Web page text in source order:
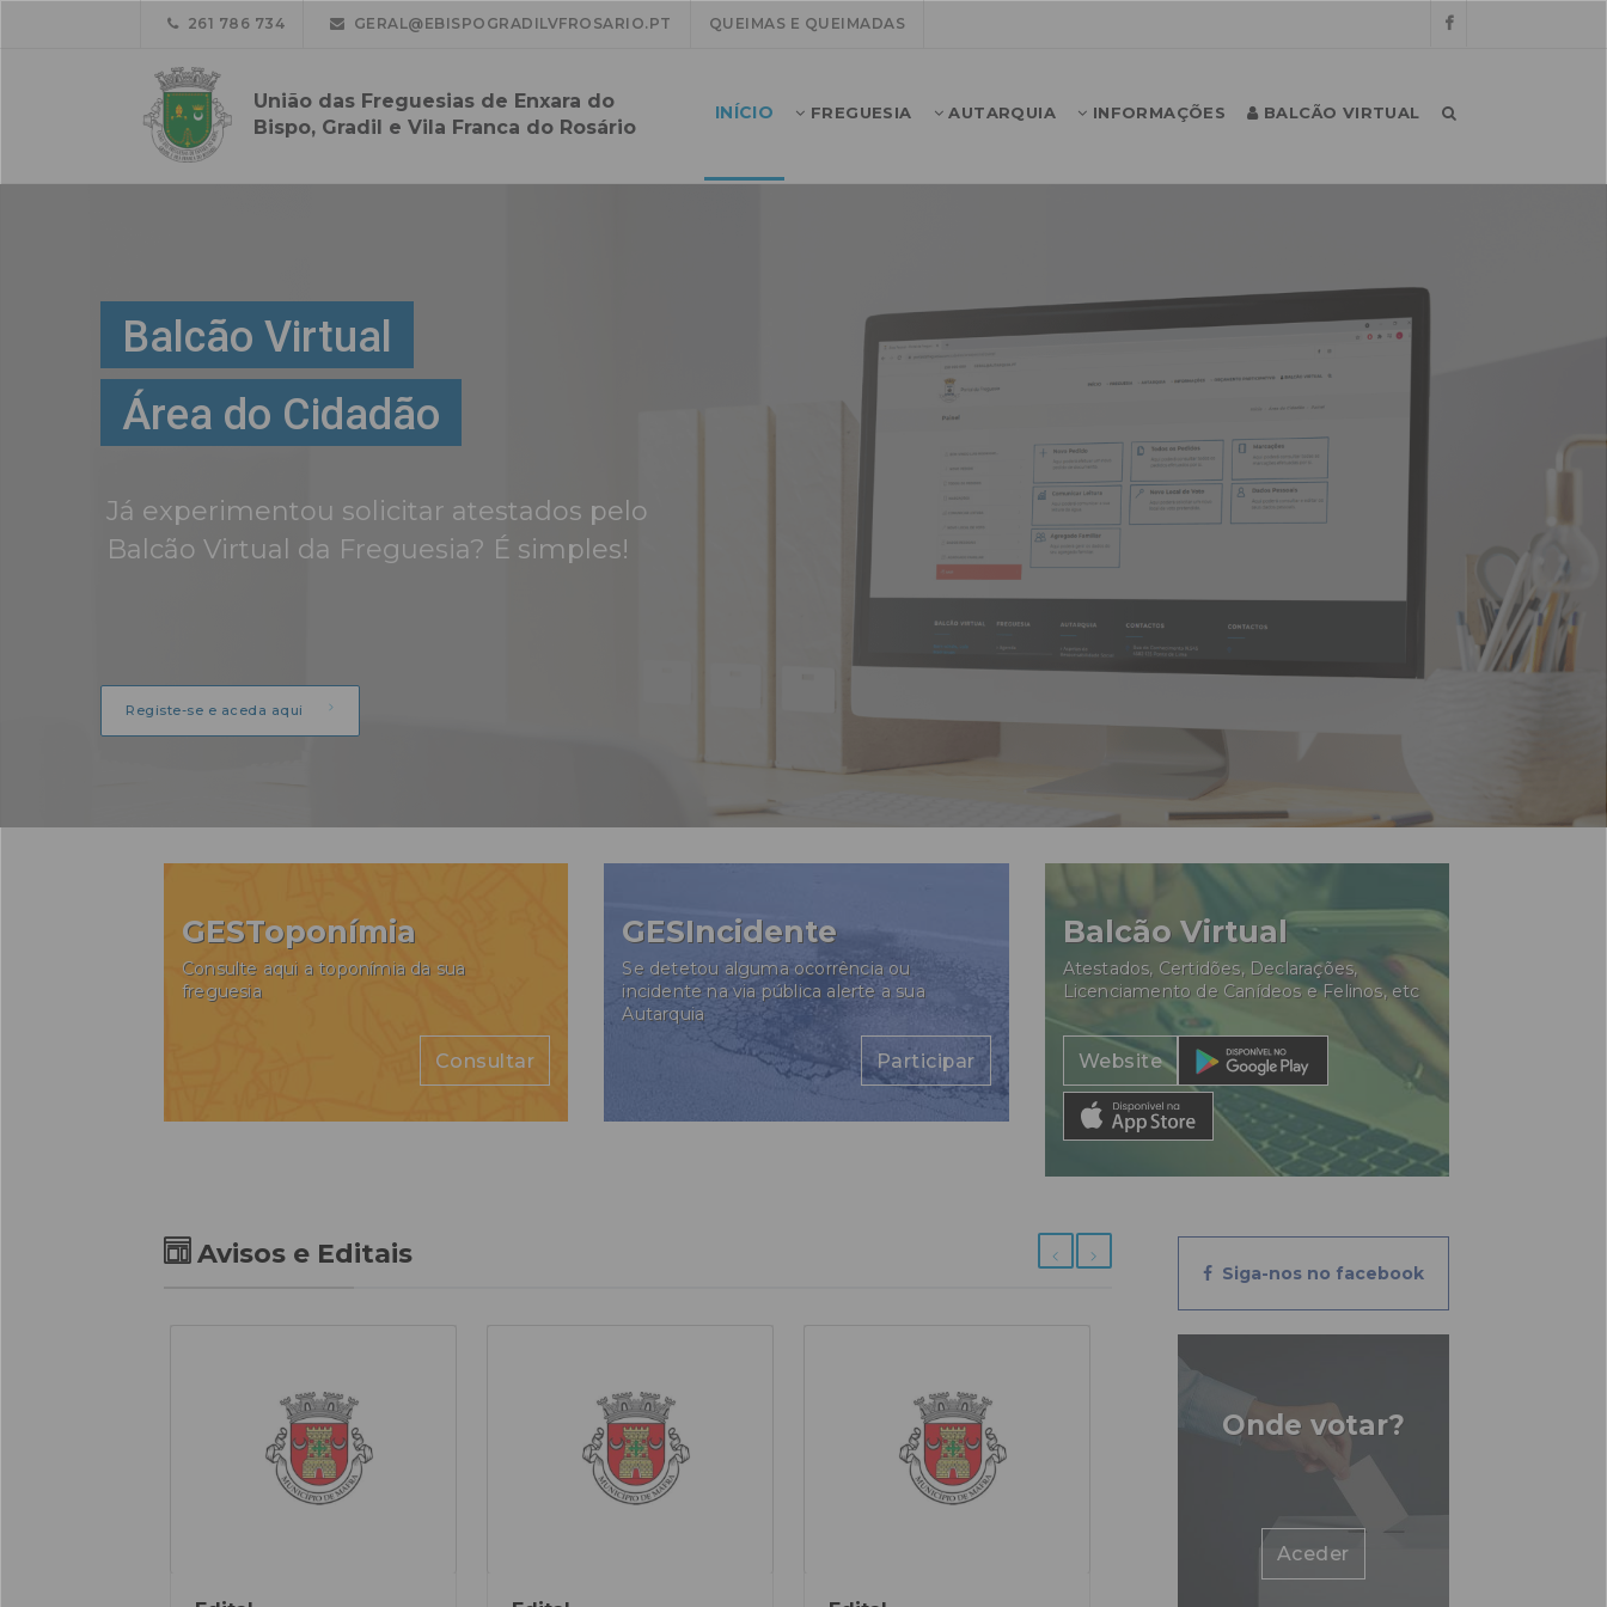
261 786 734 GERAL@EBISPOGRADILVFROSARIO.PT QUEIMAS E QUEIMADAS
União das Freguesias de Enxara do
Bispo, Gradil e Vila Franca do Rosário
INÍCIO FREGUESIA AUTARQUIA INFORMAÇÕES BALCÃO VIRTUAL
Balcão Virtual
Área do Cidadão
Já experimentou solicitar atestados pelo
Balcão Virtual da Freguesia? É simples!
Registe-se e aceda aqui
GESToponímia
Consulte aqui a toponímia da sua
freguesia
Consultar
GESIncidente
Se detetou alguma ocorrência ou
incidente na via pública alerte a sua
Autarquia
Participar
Balcão Virtual
Atestados, Certidões, Declarações,
Licenciamento de Canídeos e Felinos, etc
Website
Avisos e Editais
Siga-nos no facebook
Onde votar?
Aceder